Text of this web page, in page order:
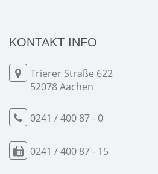
KONTAKT INFO
Trierer Straße 622
52078 Aachen
0241 / 400 87 - 0
0241 / 400 87 - 15